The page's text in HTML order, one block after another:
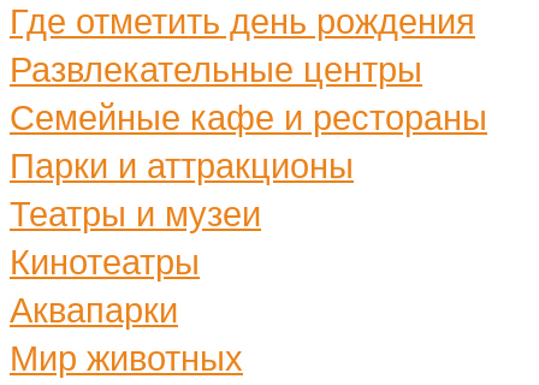
Где отметить день рождения
Развлекательные центры
Семейные кафе и рестораны
Парки и аттракционы
Театры и музеи
Кинотеатры
Аквапарки
Мир животных